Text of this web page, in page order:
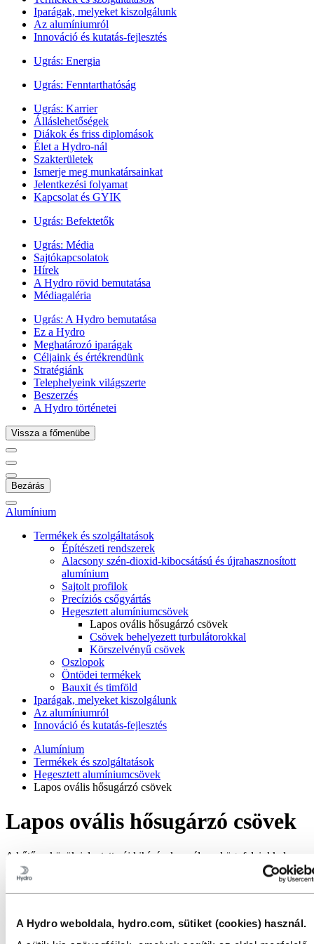
A Hydro weboldala, hydro.com, sütiket (cookies) használ.
Iparágak, melyeket kiszolgálunk
Az alumíniumról
Innováció és kutatás-fejlesztés
Ugrás: Energia
Ugrás: Fenntarthatóság
Ugrás: Karrier
Álláslehetőségek
Diákok és friss diplomások
Élet a Hydro-nál
Szakterületek
Ismerje meg munkatársainkat
Jelentkezési folyamat
Kapcsolat és GYIK
Ugrás: Befektetők
Ugrás: Média
Sajtókapcsolatok
Hírek
A Hydro rövid bemutatása
Médiagaléria
Ugrás: A Hydro bemutatása
Ez a Hydro
Meghatározó iparágak
Céljaink és értékrendünk
Stratégiánk
Telephelyeink világszerte
Beszerzés
A Hydro történetei
Vissza a főmenübe
Bezárás
Alumínium
Termékek és szolgáltatások
Építészeti rendszerek
Alacsony szén-dioxid-kibocsátású és újrahasznosított
alumínium
Sajtolt profilok
Precíziós csőgyártás
Hegesztett alumíniumcsövek
Lapos ovális hősugárzó csövek
Csövek behelyezett turbulátorokkal
Körszelvényű csövek
Oszlopok
Öntödei termékek
Bauxit és timföld
Iparágak, melyeket kiszolgálunk
Az alumíniumról
Innováció és kutatás-fejlesztés
Alumínium
Termékek és szolgáltatások
Hegesztett alumíniumcsövek
Lapos ovális hősugárzó csövek
Lapos ovális hősugárzó csövek
A hűtőeszközök jelentette új kihívásokra válaszul ügyfeleinkkel
együttműködésben kifejlesztettünk, és jelenleg is tökéletesítünk
különféle továbbfejlesztett paraméterű csöveket.